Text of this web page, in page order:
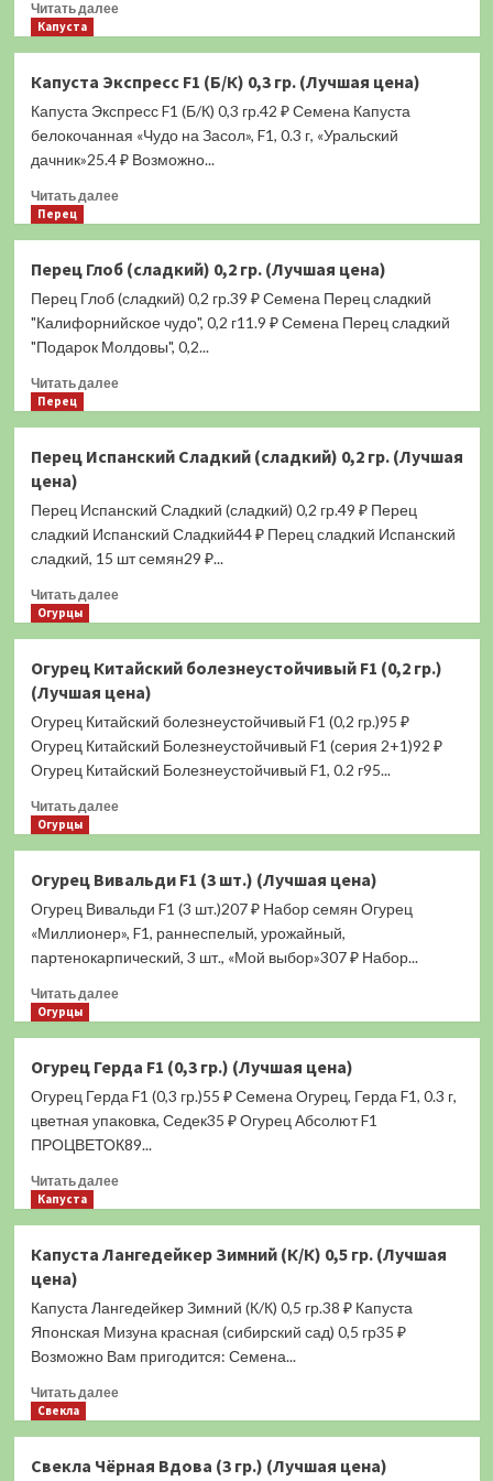
Читать далееПрочитать
Изюминка
F1
(0,2
гр.)
цена)
Капуста
Капуста Экспресс F1 (Б/К) 0,3 гр. (Лучшая цена)
Капуста Экспресс F1 (Б/К) 0,3 гр.42 ₽ Семена Капуста
белокочанная «Чудо на Засол», F1, 0.3 г, «Уральский
дачник»25.4 ₽ Возможно...
Читать далееПрочитать
Экспресс
F1
(Б/
0,3
гр.
Перец
Перец Глоб (сладкий) 0,2 гр. (Лучшая цена)
Перец Глоб (сладкий) 0,2 гр.39 ₽ Семена Перец сладкий
"Калифорнийское чудо", 0,2 г11.9 ₽ Семена Перец сладкий
"Подарок Молдовы", 0,2...
Читать далееПрочитать
Глоб
0,2
цена)
Перец
Перец Испанский Сладкий (сладкий) 0,2 гр. (Лучшая
цена)
Перец Испанский Сладкий (сладкий) 0,2 гр.49 ₽ Перец
сладкий Испанский Сладкий44 ₽ Перец сладкий Испанский
сладкий, 15 шт семян29 ₽...
Читать далееПрочитать
Испанский
Сладкий
(сладкий)
0,2
(Лучшая
цена)
Огурцы
Огурец Китайский болезнеустойчивый F1 (0,2 гр.)
(Лучшая цена)
Огурец Китайский болезнеустойчивый F1 (0,2 гр.)95 ₽
Огурец Китайский Болезнеустойчивый F1 (серия 2+1)92 ₽
Огурец Китайский Болезнеустойчивый F1, 0.2 г95...
Читать далееПрочитать
Китайский
болезнеустойчивый
F1
(Лучшая
Огурцы
Огурец Вивальди F1 (3 шт.) (Лучшая цена)
Огурец Вивальди F1 (3 шт.)207 ₽ Набор семян Огурец
«Миллионер», F1, раннеспелый, урожайный,
партенокарпический, 3 шт., «Мой выбор»307 ₽ Набор...
Читать далееПрочитать
Вивальди
F1
(3
шт.)
цена)
Огурцы
Огурец Герда F1 (0,3 гр.) (Лучшая цена)
Огурец Герда F1 (0,3 гр.)55 ₽ Семена Огурец, Герда F1, 0.3 г,
цветная упаковка, Седек35 ₽ Огурец Абсолют F1
ПРОЦВЕТОК89...
Читать далееПрочитать
Герда
(0,3
(Лучшая
цена)
Капуста
Капуста Лангедейкер Зимний (К/К) 0,5 гр. (Лучшая
цена)
Капуста Лангедейкер Зимний (К/К) 0,5 гр.38 ₽ Капуста
Японская Мизуна красная (сибирский сад) 0,5 гр35 ₽
Возможно Вам пригодится: Семена...
Читать далееПрочитать
Лангедейкер
Свекла
Свекла Чёрная Вдова (3 гр.) (Лучшая цена)